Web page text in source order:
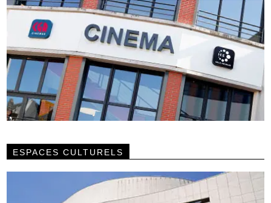
ESPACES CULTURELS